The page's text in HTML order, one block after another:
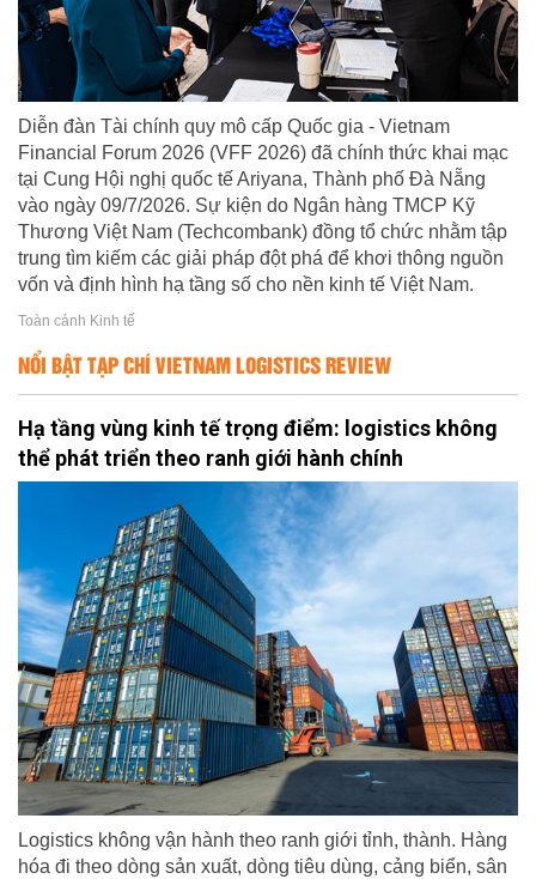
Diễn đàn Tài chính quy mô cấp Quốc gia - Vietnam
Financial Forum 2026 (VFF 2026) đã chính thức khai mạc
tại Cung Hội nghị quốc tế Ariyana, Thành phố Đà Nẵng
vào ngày 09/7/2026. Sự kiện do Ngân hàng TMCP Kỹ
Thương Việt Nam (Techcombank) đồng tổ chức nhằm tập
trung tìm kiếm các giải pháp đột phá để khơi thông nguồn
vốn và định hình hạ tầng số cho nền kinh tế Việt Nam.
Toàn cảnh Kinh tế
NỔI BẬT TẠP CHÍ VIETNAM LOGISTICS REVIEW
Hạ tầng vùng kinh tế trọng điểm: logistics không
thể phát triển theo ranh giới hành chính
Logistics không vận hành theo ranh giới tỉnh, thành. Hàng
hóa đi theo dòng sản xuất, dòng tiêu dùng, cảng biển, sân